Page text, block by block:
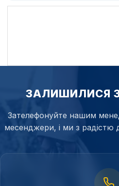
ЗАЛИШИЛИСЯ
Зателефонуйте нашим
месенджери, і ми з